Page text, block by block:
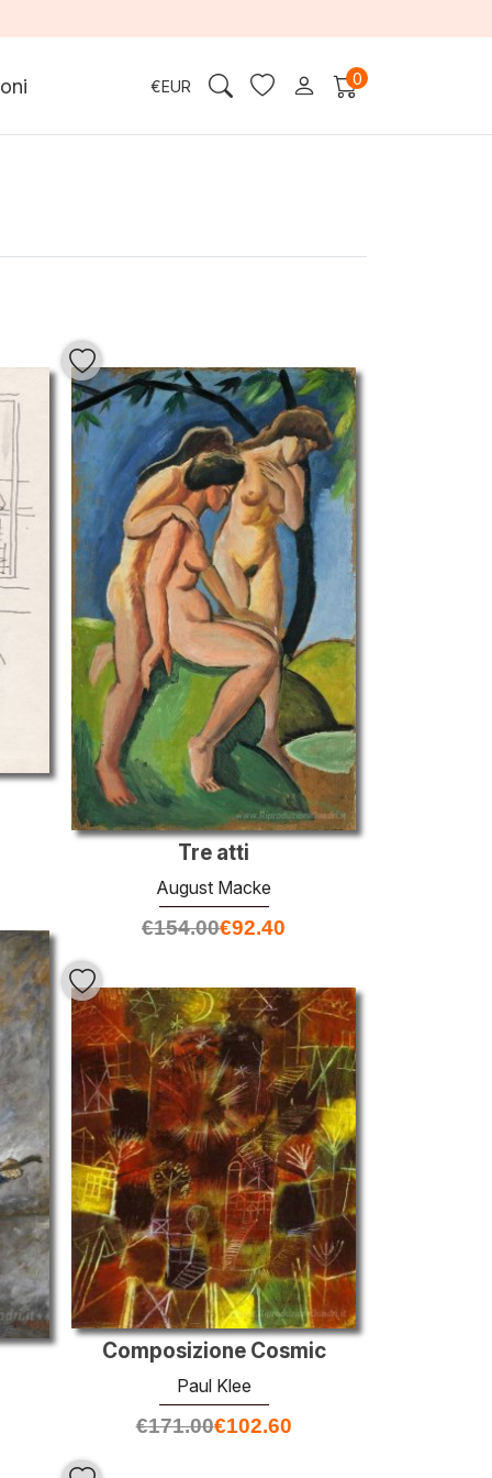
€EUR 0
Tre atti
August Macke
€154.00€92.40
Composizione Cosmic
Paul Klee
€171.00€102.60